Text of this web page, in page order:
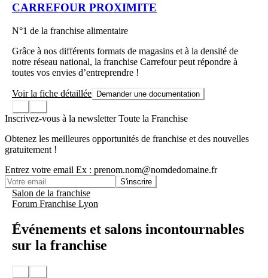
CARREFOUR PROXIMITE
N°1 de la franchise alimentaire
Grâce à nos différents formats de magasins et à la densité de
notre réseau national, la franchise Carrefour peut répondre à
toutes vos envies d’entreprendre !
Voir la fiche détaillée Demander une documentation
Inscrivez-vous à la newsletter Toute la Franchise
Obtenez les meilleures opportunités de franchise et des nouvelles
gratuitement !
Entrez votre email Ex : prenom.nom@nomdedomaine.fr
S'inscrire
Salon de la franchise
Forum Franchise Lyon
Événements et salons incontournables
sur la franchise